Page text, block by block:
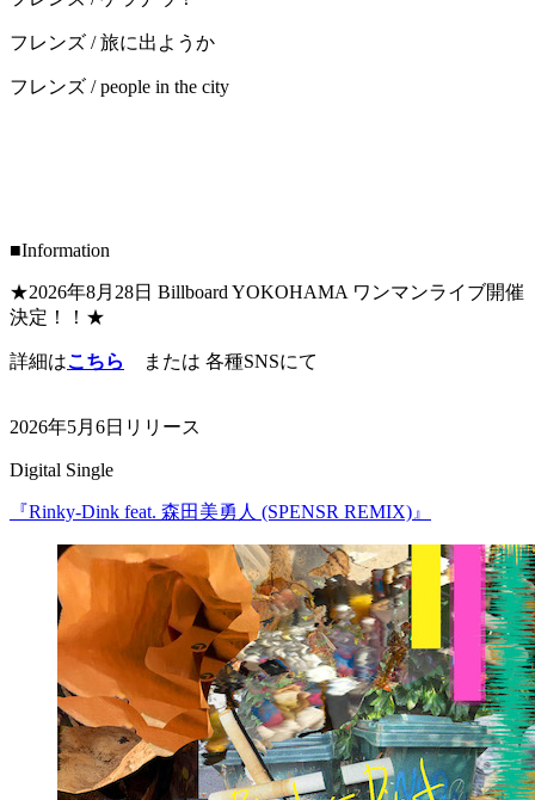
フレンズ / 旅に出ようか
フレンズ / people in the city
■Information
★2026年8月28日 Billboard YOKOHAMA ワンマンライブ開催
決定！！★
詳細はこちら または 各種SNSにて
2026年5月6日リリース
Digital Single
『Rinky-Dink feat. 森田美勇人 (SPENSR REMIX)』